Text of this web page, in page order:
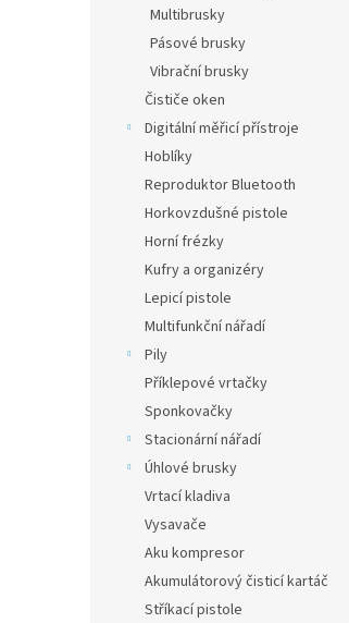
Multibrusky
Pásové brusky
Vibrační brusky
Čističe oken
Digitální měřicí přístroje
Hoblíky
Reproduktor Bluetooth
Horkovzdušné pistole
Horní frézky
Kufry a organizéry
Lepicí pistole
Multifunkční nářadí
Pily
Příklepové vrtačky
Sponkovačky
Stacionární nářadí
Úhlové brusky
Vrtací kladiva
Vysavače
Aku kompresor
Akumulátorový čisticí kartáč
Stříkací pistole